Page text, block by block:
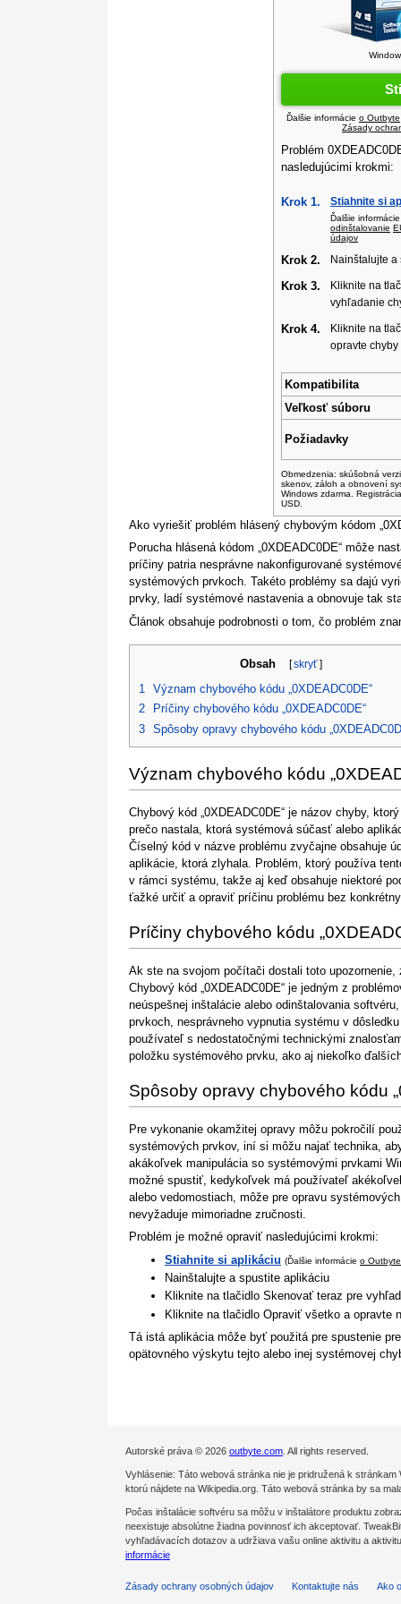
Ako vyriešiť problém hlásený chybovým kódom
Porucha hlásená kódom „0XDEADC0DE“ môže
príčiny patria nesprávne nakonfigurované
systémových prvkoch. Takéto problémy sa dajú
prvky, ladí systémové nastavenia a obnovuje tak
Článok obsahuje podrobnosti o tom, čo problém
Obsah [ skryť ]
1 Význam chybového kódu „0XDEADC0DE“
2
Príčiny chybového kódu „0XDEADC0DE“
3 Spôsoby opravy chybového kódu
Význam chybového kódu
Chybový kód „0XDEADC0DE“ je názov chyby,
prečo nastala, ktorá systémová súčasť alebo
Číselný kód v názve problému zvyčajne obsahuje
aplikácie, ktorá zlyhala. Problém, ktorý používa
v rámci systému, takže aj keď obsahuje niektoré
ťažké určiť a opraviť príčinu problému bez
Príčiny chybového kódu
Ak ste na svojom počítači dostali toto
Chybový kód „0XDEADC0DE“ je jedným z
neúspešnej inštalácie alebo odinštalovania
prvkoch, nesprávneho vypnutia systému v
používateľ s nedostatočnými technickými
položku systémového prvku, ako aj niekoľko
Spôsoby opravy chybového kódu
Pre vykonanie okamžitej opravy môžu pokročilí
systémových prvkov, iní si môžu najať technika,
akákoľvek manipulácia so systémovými prvkami
možné spustiť, kedykoľvek má používateľ
alebo vedomostiach, môže pre opravu
nevyžaduje mimoriadne zručnosti.
Problém je možné opraviť nasledujúcimi krokmi:
Stiahnite si aplikáciu (Ďalšie informácie o Outbyte
Nainštalujte a spustite aplikáciu
Kliknite na tlačidlo Skenovať teraz pre
Kliknite na tlačidlo Opraviť všetko a opravte
Tá istá aplikácia môže byť použitá pre spustenie
opätovného výskytu tejto alebo inej systémovej
Ďalšie informácie o Outbyte
Zásady
Problém
nasledujúcimi krokmi:
Krok 1. Stiahnite si
Ďalšie
odinštalovanie
údajov
Krok 2. Nainštalujte
Krok 3.
Kliknite na
vyhľadanie
Krok 4.
Kliknite na
opravte chyby
Kompatibilita
Veľkosť súboru
Požiadavky
Obmedzenia: skúšobná
skenov, záloh a obnovení
Windows zdarma.
USD.
Autorské práva © 2026 outbyte.com . All rights reserved.
Vyhlásenie: Táto webová stránka nie je pridružená k
ktorú nájdete na Wikipedia.org. Táto webová stránka by sa
Počas inštalácie softvéru sa môžu v inštalátore produktu
neexistuje absolútne žiadna povinnosť ich akceptovať.
vyhľadávacích dotazov a udržiava vašu online aktivitu a
informácie
Zásady ochrany osobných údajov Kontaktujte nás Ako